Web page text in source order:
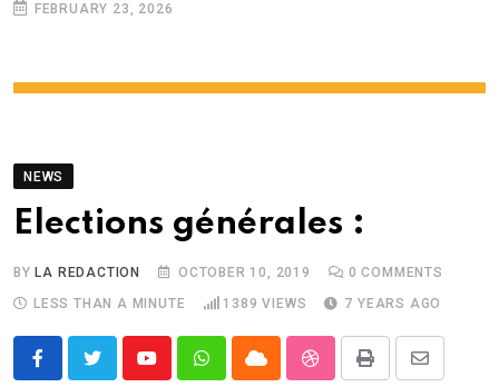
FEBRUARY 23, 2026
NEWS
Elections générales :
BY LA REDACTION OCTOBER 10, 2019 0 COMMENTS
LESS THAN A MINUTE
1389 VIEWS 7 YEARS AGO
YoutubeWhatsappCloud StumbleUpon
Print
Share